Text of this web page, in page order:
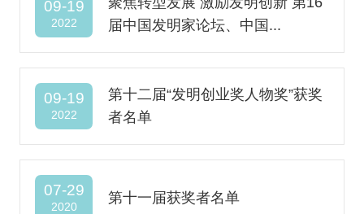
09-19
2022
届中国发明家论坛、中国...
09-19
2022
第十二届“发明创业奖人物奖”获奖
者名单
07-29
2020
第十一届获奖者名单